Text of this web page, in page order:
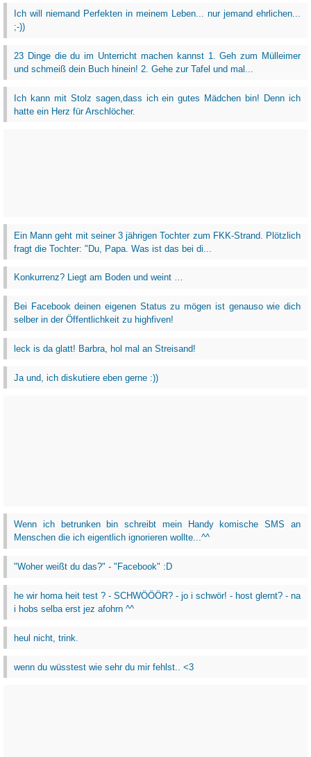
Ich will niemand Perfekten in meinem Leben... nur jemand ehrlichen...
;-))
23 Dinge die du im Unterricht machen kannst 1. Geh zum Mülleimer
und schmeiß dein Buch hinein! 2. Gehe zur Tafel und mal...
Ich kann mit Stolz sagen,dass ich ein gutes Mädchen bin! Denn ich
hatte ein Herz für Arschlöcher.
Ein Mann geht mit seiner 3 jährigen Tochter zum FKK-Strand. Plötzlich
fragt die Tochter: "Du, Papa. Was ist das bei di...
Konkurrenz? Liegt am Boden und weint …
Bei Facebook deinen eigenen Status zu mögen ist genauso wie dich
selber in der Öffentlichkeit zu highfiven!
leck is da glatt! Barbra, hol mal an Streisand!
Ja und, ich diskutiere eben gerne :))
Wenn ich betrunken bin schreibt mein Handy komische SMS an
Menschen die ich eigentlich ignorieren wollte...^^
"Woher weißt du das?" - "Facebook" :D
he wir homa heit test ? - SCHWÖÖÖR? - jo i schwör! - host glernt? - na
i hobs selba erst jez afohrn ^^
heul nicht, trink.
wenn du wüsstest wie sehr du mir fehlst.. <3